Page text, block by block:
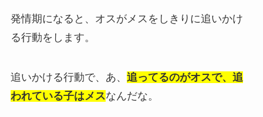
発情期になると、オスがメスをしきりに追いかけ
る行動をします。
追いかける行動で、あ、 追ってるのがオスで、追
われている子はメスなんだな。